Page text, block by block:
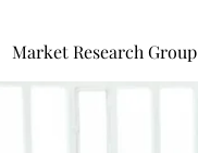
Market Research Group